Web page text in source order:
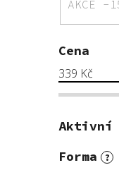
AKCE -
Cena
339 Kč
Aktivní
Forma
?